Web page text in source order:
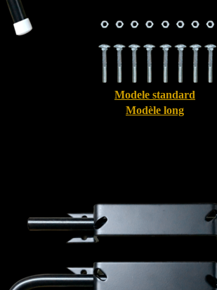
Modele standard
Modèle long